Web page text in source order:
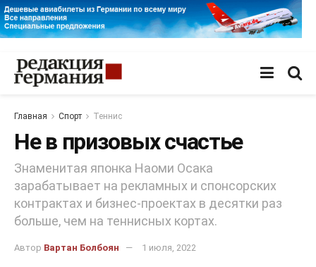
Главная Спорт Теннис
Не в призовых счастье
Знаменитая японка Наоми Осака
зарабатывает на рекламных и спонсорских
контрактах и бизнес-проектах в десятки раз
больше, чем на теннисных кортах.
Автор Вартан Болбоян 1 июля, 2022